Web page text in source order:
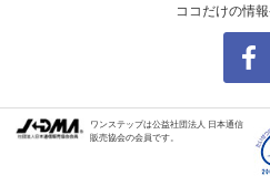
ココだけの情報
ワンステップは公益社団法人 日本通信
販売協会の会員です。